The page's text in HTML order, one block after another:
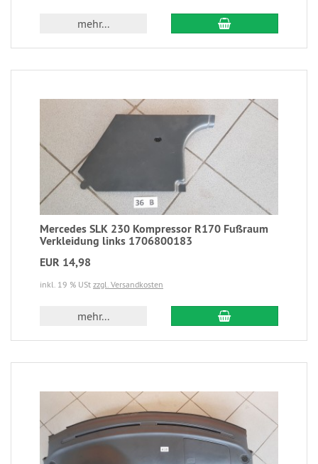
mehr...
Mercedes SLK 230 Kompressor R170 Fußraum
Verkleidung links 1706800183
EUR 14,98
inkl. 19 % USt zzgl. Versandkosten
mehr...